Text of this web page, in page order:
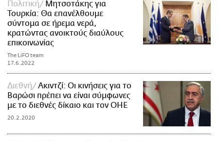
Πολιτική
Μητσοτάκης για
Τουρκία: Θα επανέλθουμε
σύντομα σε ήρεμα νερά,
κρατώντας ανοικτούς διαύλους
επικοινωνίας
The LiFO team
17.6.2022
Διεθνή
Ακιντζί: Οι κινήσεις για το
Βαρώσι πρέπει να είναι σύμφωνες
με το διεθνές δίκαιο και τον ΟΗΕ
20.2.2020